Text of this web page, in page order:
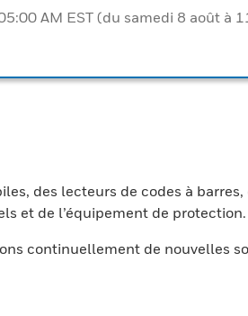
AM EST (du samedi 8 août à
des lecteurs de codes à barres,
et de l’équipement de protection.
continuellement de nouvelles